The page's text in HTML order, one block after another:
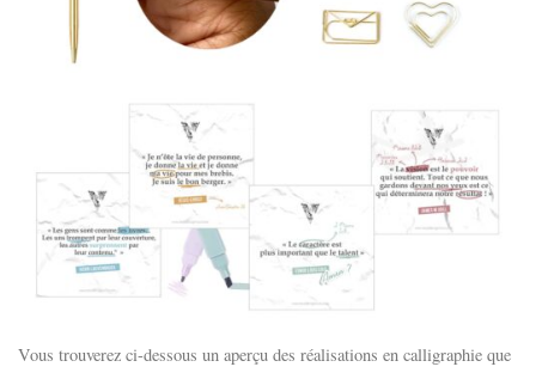
Vous trouverez ci-dessous un aperçu des réalisations en calligraphie que